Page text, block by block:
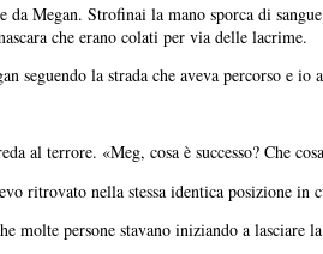
Megan. Strofinai la mano sporca di
che erano colati per via delle lacrime.
seguendo la strada che aveva percorso e io
al terrore. «Meg, cosa è successo? Che
ritrovato nella stessa identica posizione in
persone stavano iniziando a lasciare